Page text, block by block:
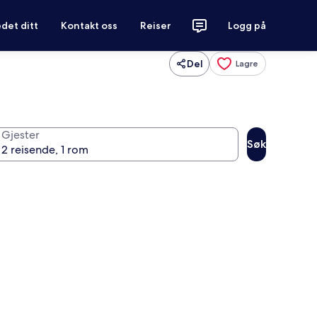
ditt Kontakt oss Reiser Logg på
Del Lagre
Gjester
Søk